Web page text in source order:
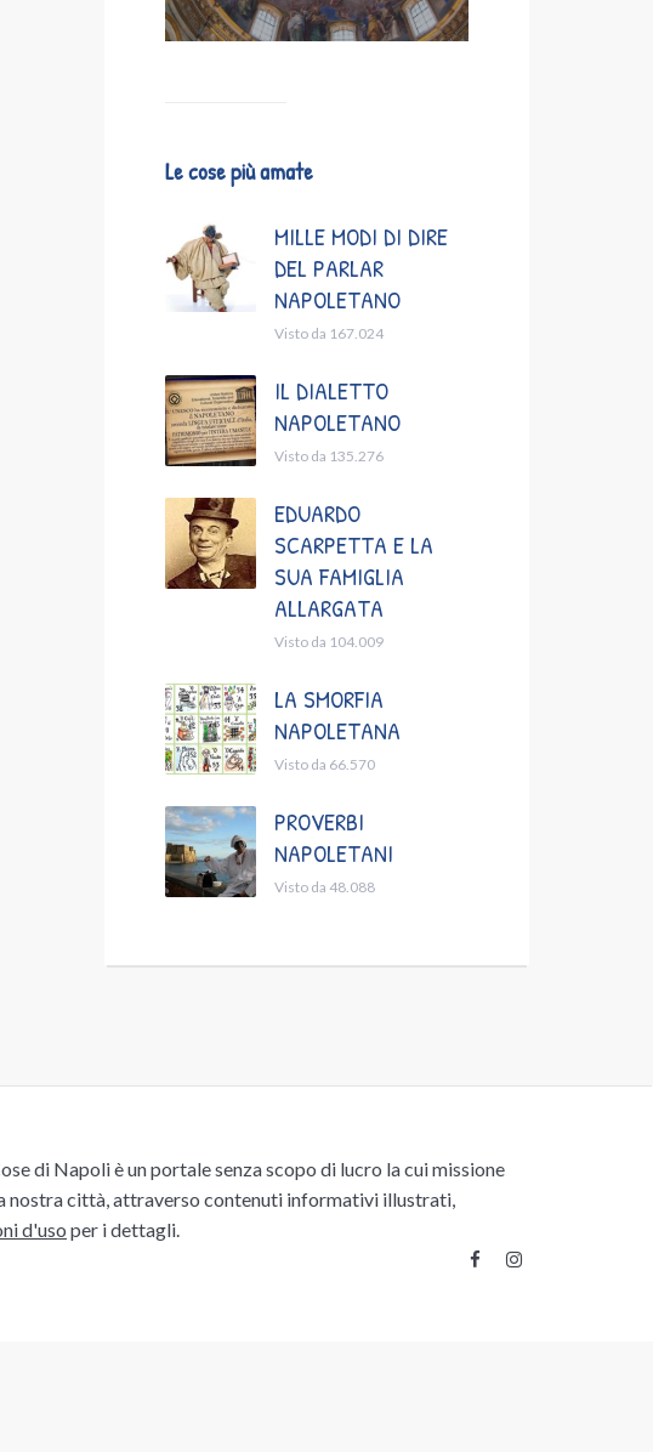
Le cose più amate
MILLE MODI DI DIRE
DEL PARLAR
NAPOLETANO
Visto da 167.024
IL DIALETTO
NAPOLETANO
Visto da 135.276
EDUARDO
SCARPETTA E LA
SUA FAMIGLIA
ALLARGATA
Visto da 104.009
LA SMORFIA
NAPOLETANA
Visto da 66.570
PROVERBI
NAPOLETANI
Visto da 48.088
di Napoli è un portale senza scopo di lucro la cui missione
nostra città, attraverso contenuti informativi illustrati,
d'uso per i dettagli.